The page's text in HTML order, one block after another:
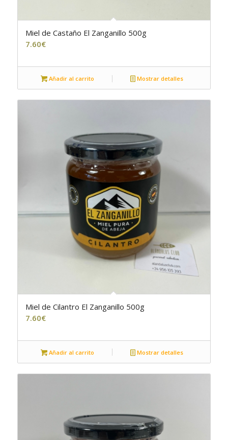
Miel de Castaño El Zanganillo 500g
7.60€
Añadir al carrito Mostrar detalles
Miel de Cilantro El Zanganillo 500g
7.60€
Añadir al carrito Mostrar detalles